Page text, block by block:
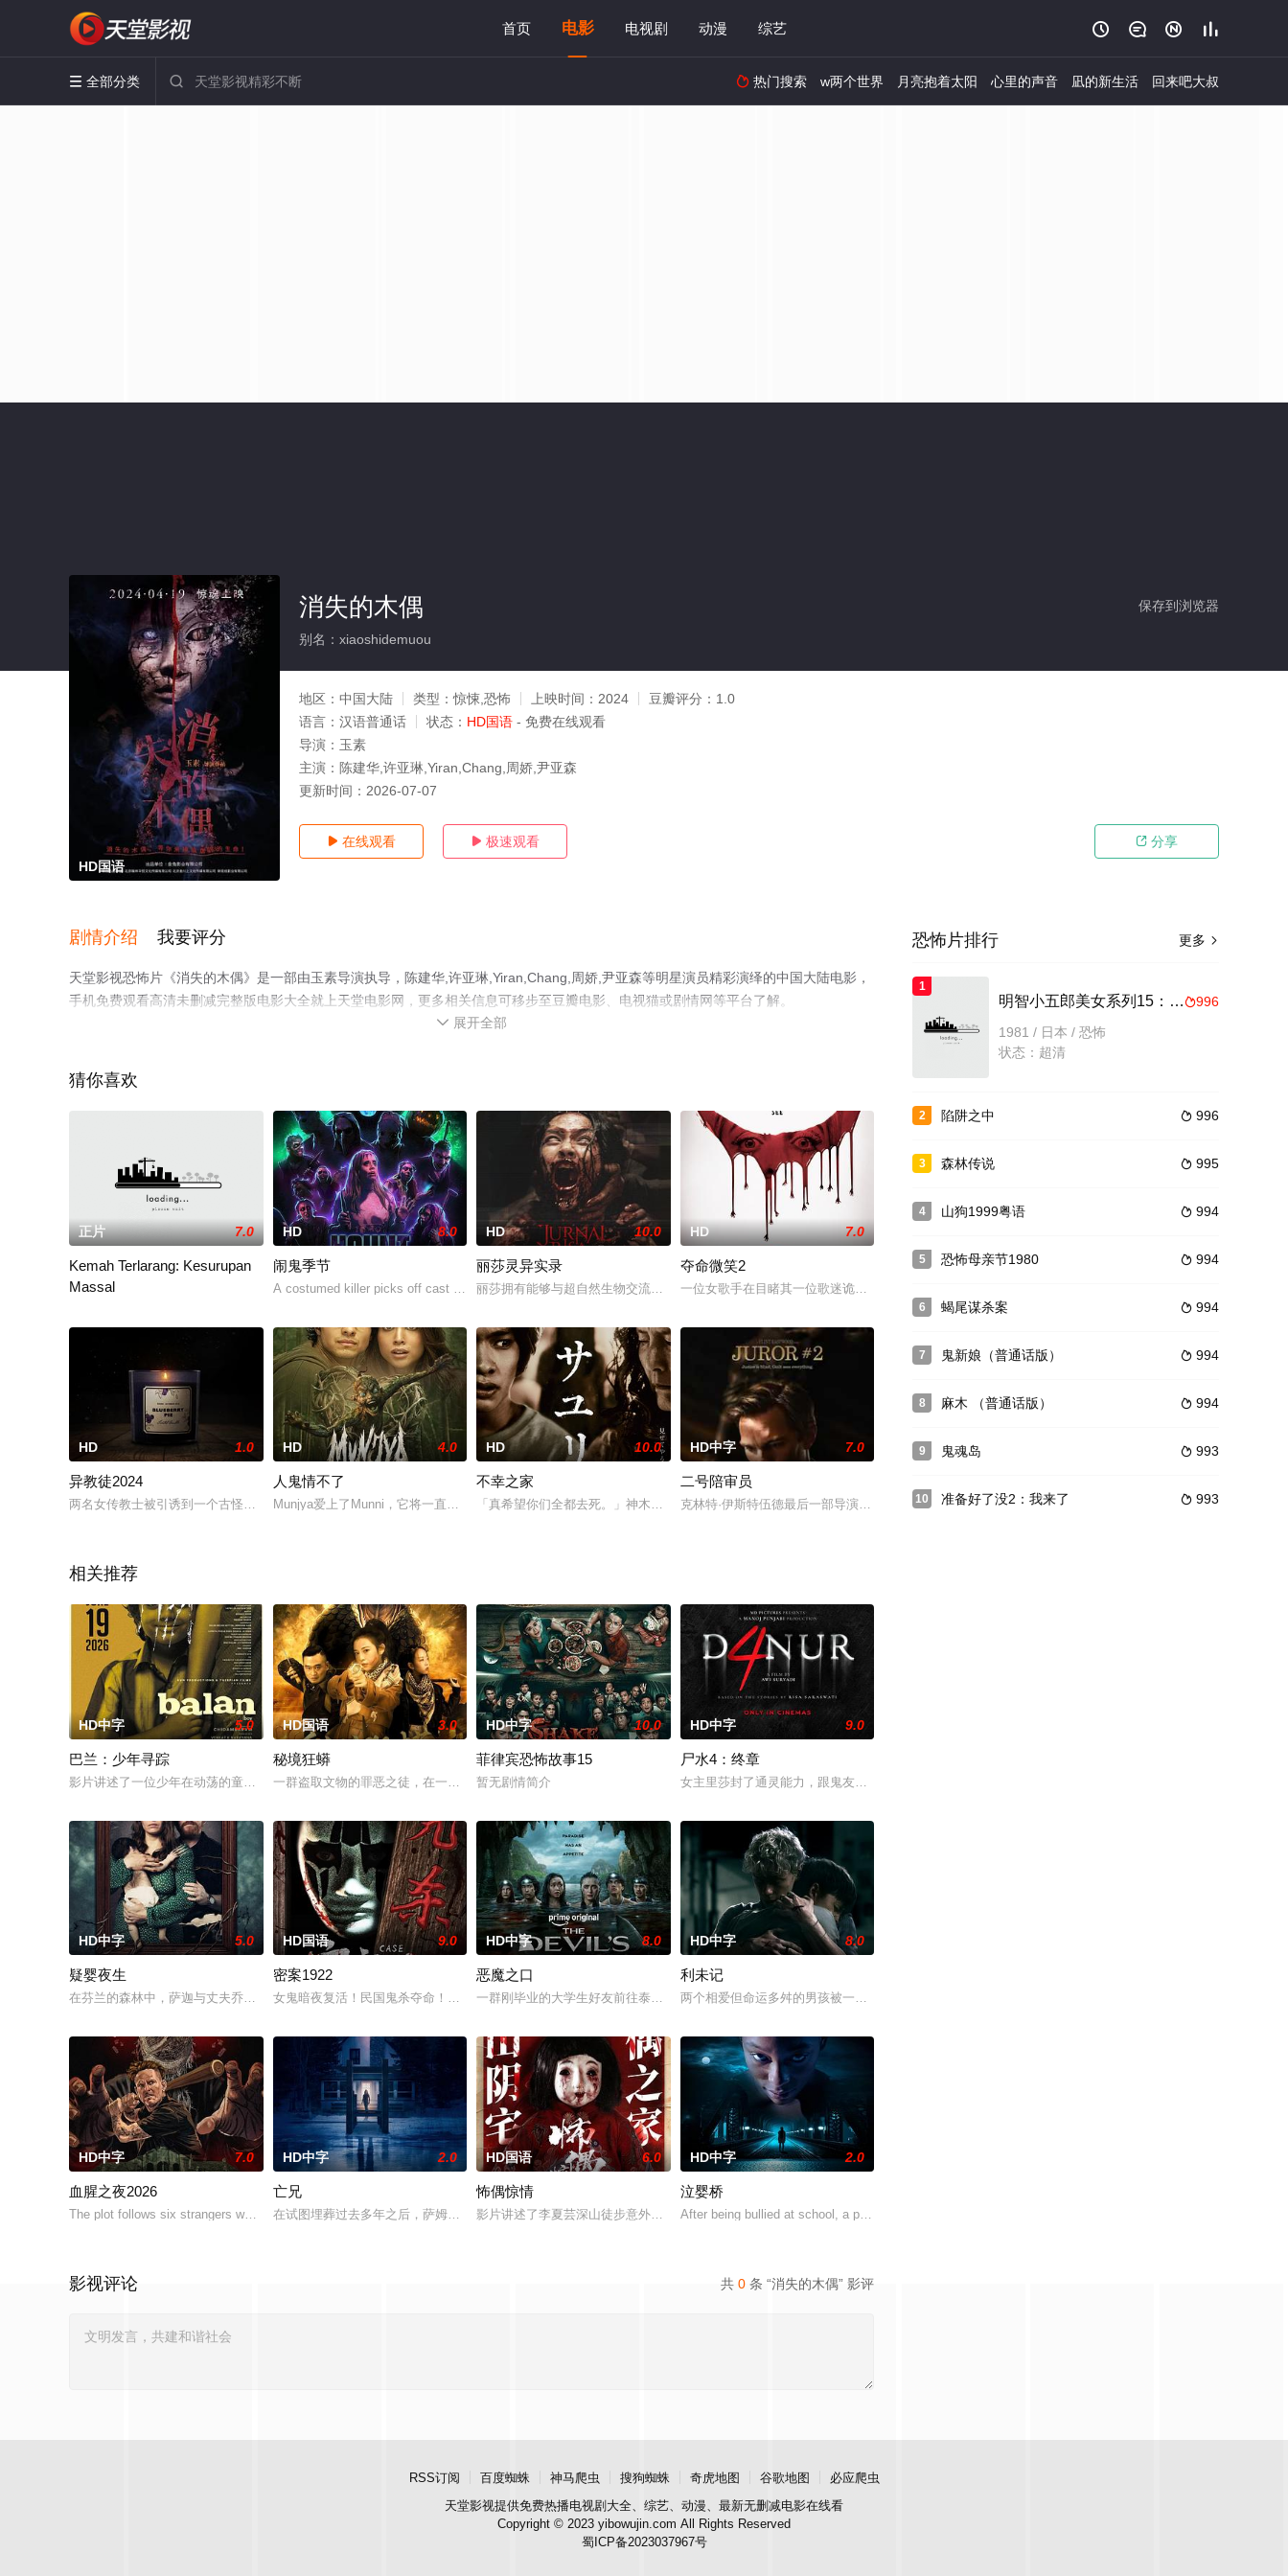
首页 电影 电视剧 动漫 综艺    
 全部分类   热门搜索 w两个世界 月亮抱着太阳 心里的声音 凪的新生活 回来吧大叔
HD国语
保存到浏览器
消失的木偶
别名：xiaoshidemuou
地区： 中国大陆 类型：惊悚,恐怖 上映时间： 2024 豆瓣评分： 1.0
语言： 汉语普通话 状态： HD国语 - 免费在线观看
导演： 玉素
主演： 陈建华,许亚琳,Yiran,Chang,周娇,尹亚森
更新时间： 2026-07-07
 在线观看  极速观看  分享
剧情介绍 我要评分
天堂影视恐怖片《消失的木偶》是一部由玉素导演执导，陈建华,许亚琳,Yiran,Chang,周娇,尹亚森等明星演员精彩演绎的中国大陆电影，
手机免费观看高清未删减完整版电影大全就上天堂电影网，更多相关信息可移步至豆瓣电影、电视猫或剧情网等平台了解。
 展开全部
猜你喜欢
正片 7.0
Kemah Terlarang: Kesurupan
Massal
取材于印尼的真实故事，在2016年的夏天一群学生正在参加夏令营活动，但是到了夏令营的第三天，开始发生很多离奇的事情，就在当晚话剧表演的时候，演员们开始被一个可怕的灵体复仇
HD 8.0
闹鬼季节
A costumed killer picks off cast members of a Halloween haunt attraction, bringing th
HD 10.0
丽莎灵异实录
丽莎拥有能够与超自然生物交流的超能力。这部电影将以类似《灵动：鬼影实录》的形式呈现恐怖事件。
HD 7.0
夺命微笑2
一位女歌手在目睹其一位歌迷诡异自尽后，身边开始出现各种奇怪的微笑现象，其歌迷纷纷精神失常，开始疯
HD 1.0
异教徒2024
两名女传教士被引诱到一个古怪危险的男人家里，试图改变他的信仰，开启了一场猫捉老鼠的游戏
HD 4.0
人鬼情不了
Munjya爱上了Munni，它将一直追逐她，绝不放弃
HD 10.0
不幸之家
「真希望你们全都去死。」神木一家终于搬进了梦想中的新家。然而，七口之家还没来得及享受新生活，离奇的灾难和诡异的事件接连发生。一切
HD中字 7.0
二号陪审员
克林特·伊斯特伍德最后一部导演作品《二号陪审员》，讲述一个谋杀案件陪审团的成员怀疑他自己跟受害者
相关推荐
HD中字 5.0
巴兰：少年寻踪
影片讲述了一位少年在动荡的童年中长大，母亲又突然失踪后，他踏上了寻母之旅。这不仅是对母亲下落的追寻，更是他探寻身世真相、寻求内心释怀的过程。
HD国语 3.0
秘境狂蟒
一群盗取文物的罪恶之徒，在一次盗宝途中遇到神秘事件集体神秘消失。20年后寻宝队成员周西川和周嫣然、乐明为寻找神秘宝藏归还国家深入古楼兰无人区沙漠腹地，在神秘外星陨石
HD中字 10.0
菲律宾恐怖故事15
暂无剧情简介
HD中字 9.0
尸水4：终章
女主里莎封了通灵能力，跟鬼友断联多年，就想安安稳稳陪妹妹结婚。结果妹妹在老剧院求婚后直接被邪灵
HD中字 5.0
疑婴夜生
在芬兰的森林中，萨迦与丈夫乔恩迎来了为人父母的新篇章。然而萨迦的喜悦被一股令人发寒的疑惧笼罩——她对新生儿产生了不为人知的猜疑，而乔恩对此一无所知。随着她独自面对这令人不
HD国语 9.0
密案1922
女鬼暗夜复活！民国鬼杀夺命！白米埋尸噬魂杀，鬼刃穿腹斩灵杀，女鬼点名要命！一幕幕“连环鬼杀”怵目惊心，令人胆寒！时局动荡，冤魂游离，怨灵四散。名流豪绅接连遭遇鬼灭之
HD中字 8.0
恶魔之口
一群刚毕业的大学生好友前往泰国海岸，开启步入社会前的最后一场冒险，慕名报名了名为 “恶魔之口” 的偏远洞穴潜水游览。此前的反常风暴将海
HD中字 8.0
利未记
两个相爱但命运多舛的男孩被一个暴力的存在所纠缠，这个存在会以他们最想要的那个人——也就是彼此——
HD中字 7.0
血腥之夜2026
The plot follows six strangers who enter a cash-prize endurance challenge at the Val
HD中字 2.0
亡兄
在试图埋葬过去多年之后，萨姆被迫回到了她空荡荡的童年故居，因为她得知了哥哥马修神秘死亡的消息。萨姆与她体贴的丈夫布雷迪、关系疏远的兄弟诺兰以及他们的同父异母妹妹梅
HD国语 6.0
怖偶惊情
影片讲述了李夏芸深山徒步意外坠崖后闯入隐秘古宅求救，得男主人石桥留宿，却陷入更恐怖的诡异事件，包括布偶自行移动和夜半啼哭，石桥似
HD中字 2.0
泣婴桥
After being bullied at school, a pregnant teen's family sets out to move from the
共 0 条 “消失的木偶” 影评
影视评论
更多 
恐怖片排行
1
996
明智小五郎美女系列15：镜地狱的美女江户川乱步的影男
1981 / 日本 / 恐怖
状态：超清
2  996
陷阱之中
3  995
森林传说
4  994
山狗1999粤语
5  994
恐怖母亲节1980
6  994
蝎尾谋杀案
7  994
鬼新娘（普通话版）
8  994
麻木 （普通话版）
9  993
鬼魂岛
10  993
准备好了没2：我来了
RSS订阅 百度蜘蛛 神马爬虫 搜狗蜘蛛 奇虎地图 谷歌地图
必应爬虫
天堂影视提供免费热播电视剧大全、综艺、动漫、最新无删减电影在线看
Copyright © 2023 yibowujin.com All Rights Reserved
蜀ICP备2023037967号